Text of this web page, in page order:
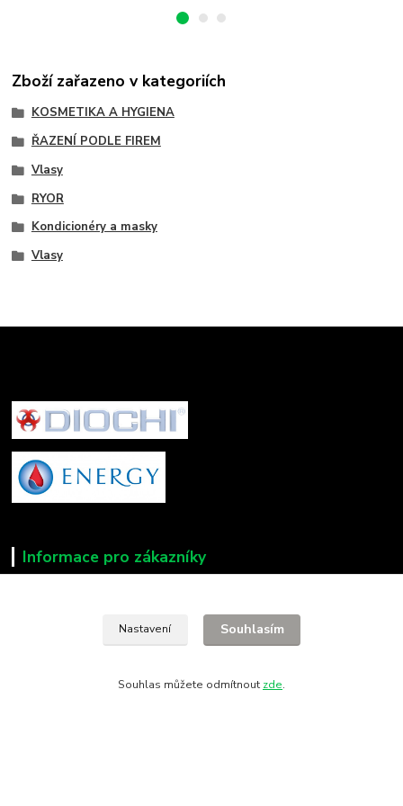
Zboží zařazeno v kategoriích
KOSMETIKA A HYGIENA
ŘAZENÍ PODLE FIREM
Vlasy
RYOR
Kondicionéry a masky
Vlasy
Informace pro zákazníky
Ochrana soukromí
Nastavení Souhlasím
Souhlas můžete odmítnout zde.